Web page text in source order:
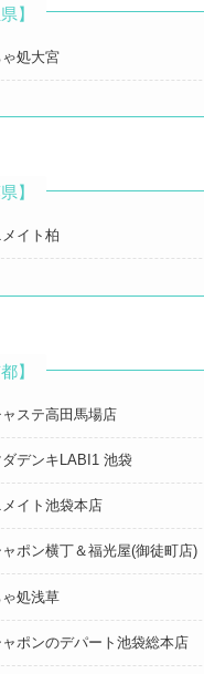
】
処大宮
】
イト柏
】
ャステ高田馬場店
ダデンキLABI1 池袋
メイト池袋本店
ャポン横丁＆福光屋(御徒町店)
処浅草
ャポンのデパート池袋総本店